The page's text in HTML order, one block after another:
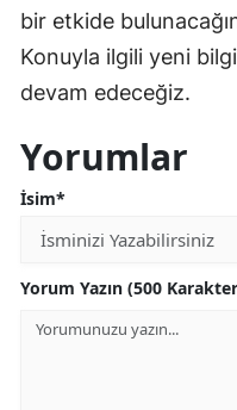
bir etkide
Konuyla ilgili yeni
devam edeceğiz.
Yorumlar
İsim*
Yorum Yazın (500